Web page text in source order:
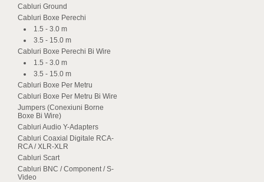
Cabluri Ground
Cabluri Boxe Perechi
1.5 - 3.0 m
3.5 - 15.0 m
Cabluri Boxe Perechi Bi Wire
1.5 - 3.0 m
3.5 - 15.0 m
Cabluri Boxe Per Metru
Cabluri Boxe Per Metru Bi Wire
Jumpers (Conexiuni Borne
Boxe Bi Wire)
Cabluri Audio Y-Adapters
Cabluri Coaxial Digitale RCA-
RCA / XLR-XLR
Cabluri Scart
Cabluri BNC / Component / S-
Video